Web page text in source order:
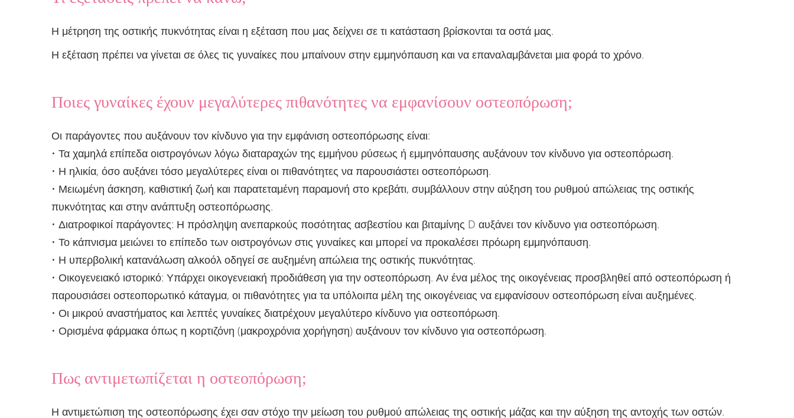
Η μέτρηση της οστικής πυκνότητας είναι η εξέταση που μας δείχνει σε τι κατάσταση βρίσκονται τα οστά μας.
Η εξέταση πρέπει να γίνεται σε όλες τις γυναίκες που μπαίνουν στην εμμηνόπαυση και να επαναλαμβάνεται μια φορά το χρόνο.
Ποιες γυναίκες έχουν μεγαλύτερες πιθανότητες να εμφανίσουν οστεοπόρωση;
Οι παράγοντες που αυξάνουν τον κίνδυνο για την εμφάνιση οστεοπόρωσης είναι:
• Τα χαμηλά επίπεδα οιστρογόνων λόγω διαταραχών της εμμήνου ρύσεως ή εμμηνόπαυσης αυξάνουν τον κίνδυνο για οστεοπόρωση.
• Η ηλικία, όσο αυξάνει τόσο μεγαλύτερες είναι οι πιθανότητες να παρουσιάστει οστεοπόρωση.
• Μειωμένη άσκηση, καθιστική ζωή και παρατεταμένη παραμονή στο κρεβάτι, συμβάλλουν στην αύξηση του ρυθμού απώλειας της οστικής
πυκνότητας και στην ανάπτυξη οστεοπόρωσης.
• Διατροφικοί παράγοντες: Η πρόσληψη ανεπαρκούς ποσότητας ασβεστίου και βιταμίνης D αυξάνει τον κίνδυνο για οστεοπόρωση.
• Το κάπνισμα μειώνει το επίπεδο των οιστρογόνων στις γυναίκες και μπορεί να προκαλέσει πρόωρη εμμηνόπαυση.
• Η υπερβολική κατανάλωση αλκοόλ οδηγεί σε αυξημένη απώλεια της οστικής πυκνότητας.
• Οικογενειακό ιστορικό: Υπάρχει οικογενειακή προδιάθεση για την οστεοπόρωση. Αν ένα μέλος της οικογένειας προσβληθεί από οστεοπόρωση ή
παρουσιάσει οστεοπορωτικό κάταγμα, οι πιθανότητες για τα υπόλοιπα μέλη της οικογένειας να εμφανίσουν οστεοπόρωση είναι αυξημένες.
• Οι μικρού αναστήματος και λεπτές γυναίκες διατρέχουν μεγαλύτερο κίνδυνο για οστεοπόρωση.
• Ορισμένα φάρμακα όπως η κορτιζόνη (μακροχρόνια χορήγηση) αυξάνουν τον κίνδυνο για οστεοπόρωση.
Πως αντιμετωπίζεται η οστεοπόρωση;
Η αντιμετώπιση της οστεοπόρωσης έχει σαν στόχο την μείωση του ρυθμού απώλειας της οστικής μάζας και την αύξηση της αντοχής των οστών.